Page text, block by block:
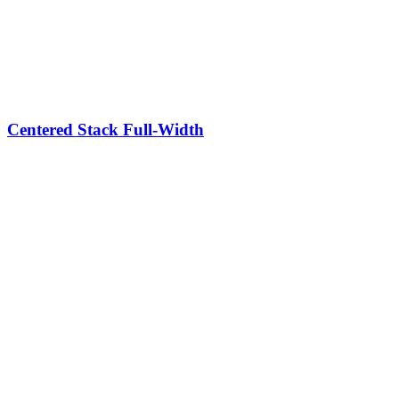
Centered Stack Full-Width